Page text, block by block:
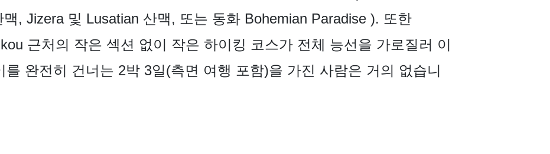
, Jizera 및 Lusatian 산맥, 또는 동화 Bohemian Paradise ). 또한
근처의 작은 섹션 없이 작은 하이킹 코스가 전체 능선을 가로질러 이
를 완전히 건너는 2박 3일(측면 여행 포함)을 가진 사람은 거의 없습니